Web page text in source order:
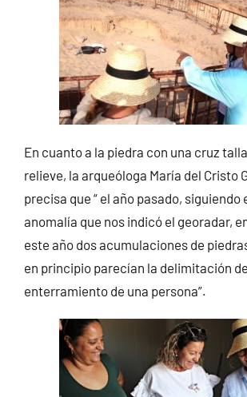
En cuanto a la piedra con una cruz
relieve, la arqueóloga María del Cristo
precisa que “ el año pasado, siguiendo
anomalía que nos indicó el georadar,
este año dos acumulaciones de
en principio parecían la delimitación
enterramiento de una persona”.